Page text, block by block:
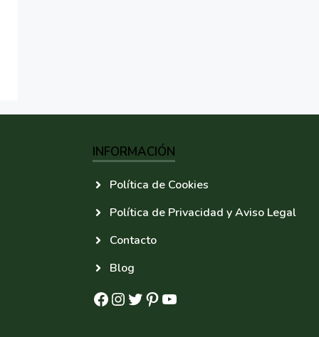
INFORMACIÓN
Política de Cookies
Política de Privacidad y Aviso Legal
Contacto
Blog
Facebook
Instagram
Twitter
Pinterest
YouTube